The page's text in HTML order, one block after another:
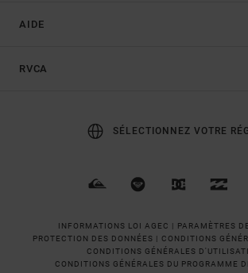
AIDE
RVCA
SÉLECTIONNEZ VOTRE
INFORMATIONS LOI AGEC | PARAMÈTRES
PROTECTION DES DONNÉES | CONDITIONS
CONDITIONS GÉNÉRALES
CONDITIONS GÉNÉRALES DU PROGRAMME